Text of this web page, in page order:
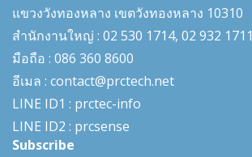
แขวงวังทองหลาง เขตวังทองหลาง 10310
สำนักงานใหญ่ : 02 530 1714, 02 932 1711
มือถือ : 086 360 8600
อีเมล : contact@prctech.net
LINE ID1 : prctec-info
LINE ID2 : prcsense
Subscribe